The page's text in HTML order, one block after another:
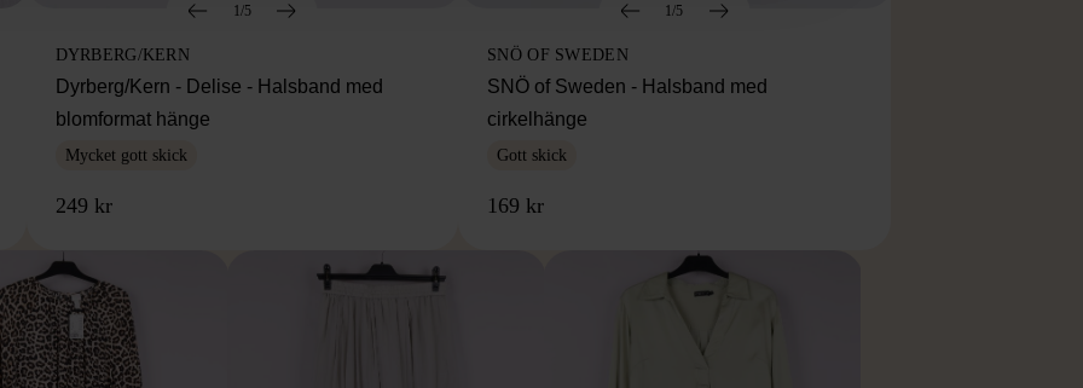
1/5
DYRBERG/KERN
Dyrberg/Kern - Delise - Halsband med
blomformat hänge
Mycket gott skick
249 kr
1/5
SNÖ OF SWEDEN
SNÖ of Sweden - Halsband med
cirkelhänge
Gott skick
169 kr